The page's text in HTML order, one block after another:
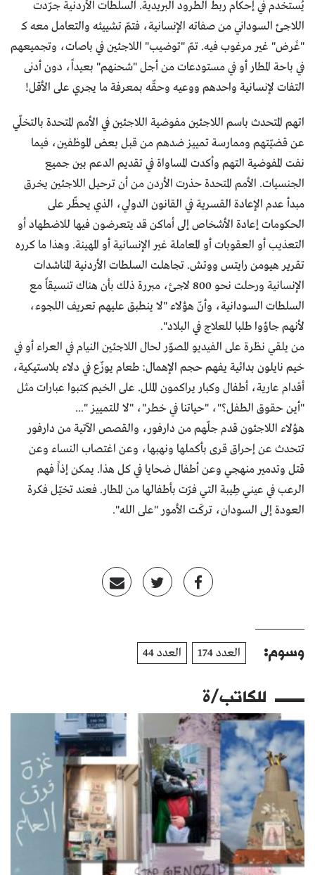
يُستخدم في إحكام ربط الطرود البريدية. السلطات الأردنية جرّدت
اللاجئ السوداني من صفاته الإنسانية، فتمّ تشييئه والتعامل معه كـ
"غَرض" غير مرغوب فيه. تمّ "توضيب" اللاجئين في باصات، وتجميعهم
في باحة المطار أو في مستودعات من أجل "شحنهم" بعيداً، دون أدنى
التفات لإنسانية واحدهم ووعيه وحقّه بمعرفة ما يجري على الأقل!
اتهم المتحدث باسم اللاجئين مفوضية اللاجئين في الأمم المتحدة بالتخلّي
عن قضيّتهم وممارسة تمييز ضدهم من قبل بعض الموظفين، فيما
نفت المفوضية التهم وأكدت المساواة في تقديم الدعم بين جميع
الجنسيات. الأمم المتحدة حذرت الأردن من أن ترحيل اللاجئين يخرق
مبدأ عدم الإعادة القسرية في القانون الدولي، الذي يحظّر على
الحكومات إعادة الأشخاص إلى أماكن قد يتعرضون فيها للاضطهاد أو
التعذيب أو العقوبات أو المعاملة غير الإنسانية أو المهينة. وهذا ما كرره
تقرير هيومن رايتس ووتش. تجاهلت السلطات الأردنية المناشدات
الإنسانية ورحلت نحو 800 لاجئ، مبررة ذلك بأن هناك تنسيقاً مع
السلطات السودانية، وأنّ هؤلاء "لا ينطبق عليهم تعريف اللجوء،
لأنهم جاؤوا طلبا للعلاج في البلاد".
من يلقي نظرة على الفيديو المصوّر لحال اللاجئين النيام في العراء أو في
خيم نايلون بدائية يفهم حجم الإهمال: طعام يوزّع في دلاء بلاستيكية،
أقدام عارية، أطفال وكبار يراكمون الملل. على الخيم كتبوا عبارات مثل
"أين حقوق الطفل؟"، "حياتنا في خطر"، "لا للتمييز "...
هؤلاء اللاجئون قدم جلّهم من دارفور، والقصص الآتية من دارفور
تتحدث عن إحراق قرى بأكملها ونهبها، وعن اغتصاب النساء وعن
قتل وتدمير منهجي وعن أطفال ضحايا في كل هذا. يمكن إذاً فهم
الرعب في عيني طِيبة التي فرّت بأطفالها من المطار. فعند تخيّل فكرة
العودة إلى السودان، تركَت الأمور "على الله".
وسوم: العدد 174 العدد 44
للكاتب/ة